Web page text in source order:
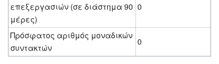
επεξεργασιών (σε διάστημα 90
μέρες)
0
Πρόσφατος αριθμός μοναδικών
συντακτών
0